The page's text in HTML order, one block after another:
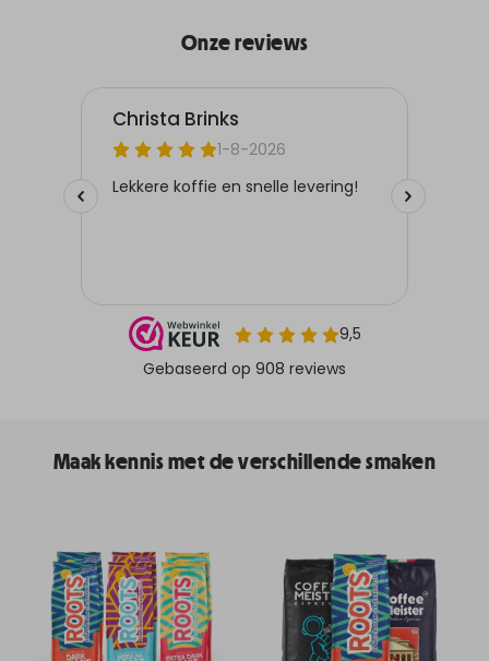
Onze reviews
Maak kennis met de verschillende smaken